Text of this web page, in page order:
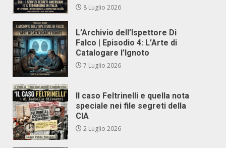
8 Luglio 2026
L’Archivio dell’Ispettore Di
Falco | Episodio 4: L’Arte di
Catalogare l’Ignoto
7 Luglio 2026
Il caso Feltrinelli e quella nota
speciale nei file segreti della
CIA
2 Luglio 2026